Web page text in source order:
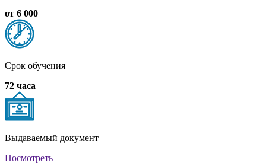
от 6 000
Срок обучения
72 часа
Выдаваемый документ
Посмотреть